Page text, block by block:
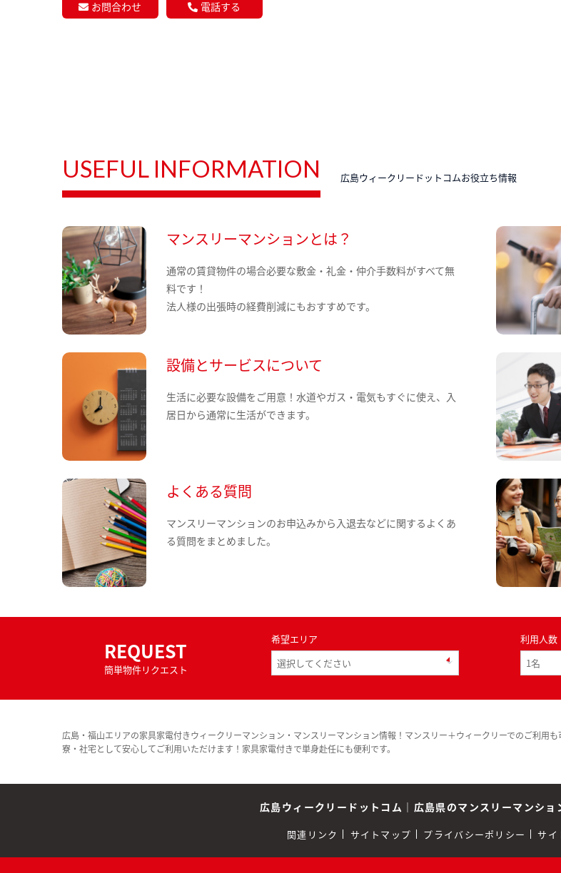
お問合わせ 電話する
USEFUL INFORMATION 広島ウィークリードットコムお役立ち情報
マンスリーマンションとは？
通常の賃貸物件の場合必要な敷金・礼金・仲介手数料がすべて無
料です！
法人様の出張時の経費削減にもおすすめです。
設備とサービスについて
生活に必要な設備をご用意！水道やガス・電気もすぐに使え、入
居日から通常に生活ができます。
よくある質問
マンスリーマンションのお申込みから入退去などに関するよくあ
る質問をまとめました。
REQUEST
簡単物件リクエスト
希望エリア 利用人数
広島・福山エリアの家具家電付きウィークリーマンション・マンスリーマンション情報！マンスリー＋ウィークリーでのご利用
寮・社宅として安心してご利用いただけます！家具家電付きで単身赴任にも便利です。
広島ウィークリードットコム ｜ 広島県のマンスリーマンシ
関連リンク サイトマップ プライバシーポリシー サイ